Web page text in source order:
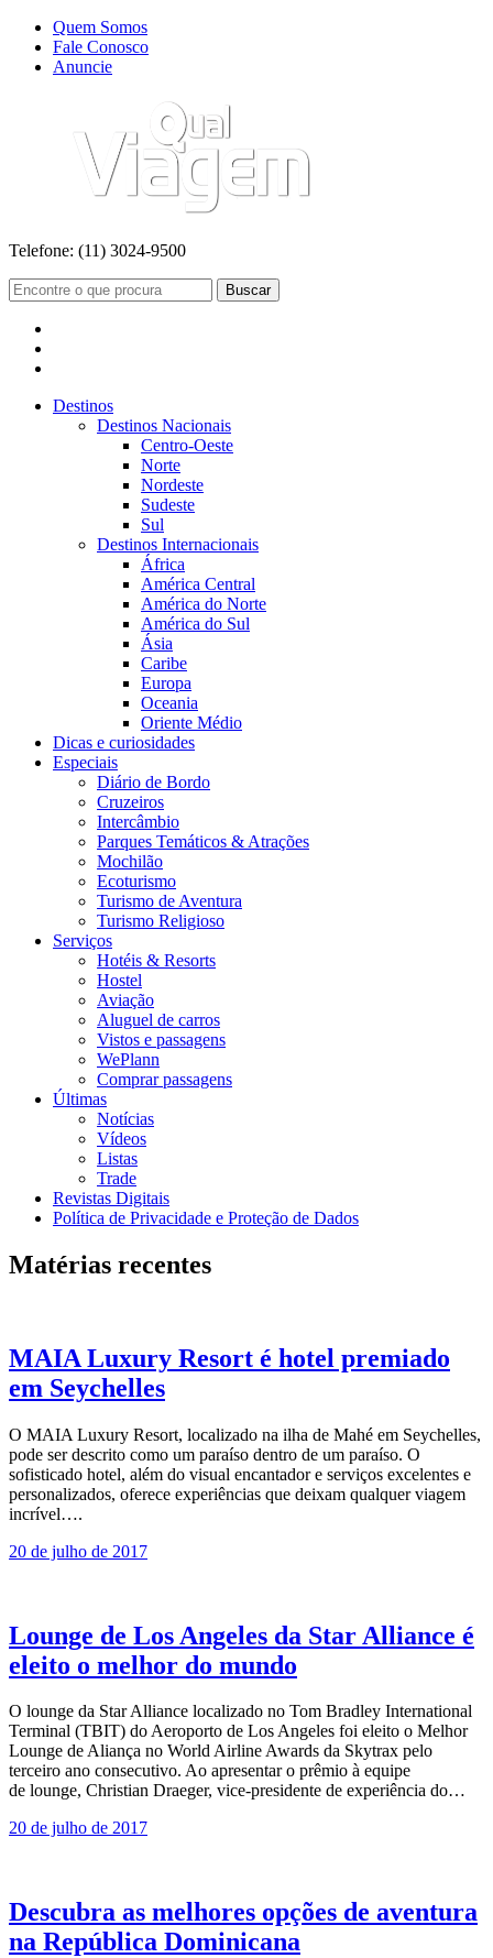
Quem Somos
Fale Conosco
Anuncie
Telefone: (11) 3024-9500
Buscar
Destinos
Destinos Nacionais
Centro-Oeste
Norte
Nordeste
Sudeste
Sul
Destinos Internacionais
África
América Central
América do Norte
América do Sul
Ásia
Caribe
Europa
Oceania
Oriente Médio
Dicas e curiosidades
Especiais
Diário de Bordo
Cruzeiros
Intercâmbio
Parques Temáticos & Atrações
Mochilão
Ecoturismo
Turismo de Aventura
Turismo Religioso
Serviços
Hotéis & Resorts
Hostel
Aviação
Aluguel de carros
Vistos e passagens
WePlann
Comprar passagens
Últimas
Notícias
Vídeos
Listas
Trade
Revistas Digitais
Política de Privacidade e Proteção de Dados
Matérias recentes
MAIA Luxury Resort é hotel premiado
em Seychelles
O MAIA Luxury Resort, localizado na ilha de Mahé em Seychelles,
pode ser descrito como um paraíso dentro de um paraíso. O
sofisticado hotel, além do visual encantador e serviços excelentes e
personalizados, oferece experiências que deixam qualquer viagem
incrível….
20 de julho de 2017
Lounge de Los Angeles da Star Alliance é
eleito o melhor do mundo
O lounge da Star Alliance localizado no Tom Bradley International
Terminal (TBIT) do Aeroporto de Los Angeles foi eleito o Melhor
Lounge de Aliança no World Airline Awards da Skytrax pelo
terceiro ano consecutivo. Ao apresentar o prêmio à equipe
de lounge, Christian Draeger, vice-presidente de experiência do…
20 de julho de 2017
Descubra as melhores opções de aventura
na República Dominicana